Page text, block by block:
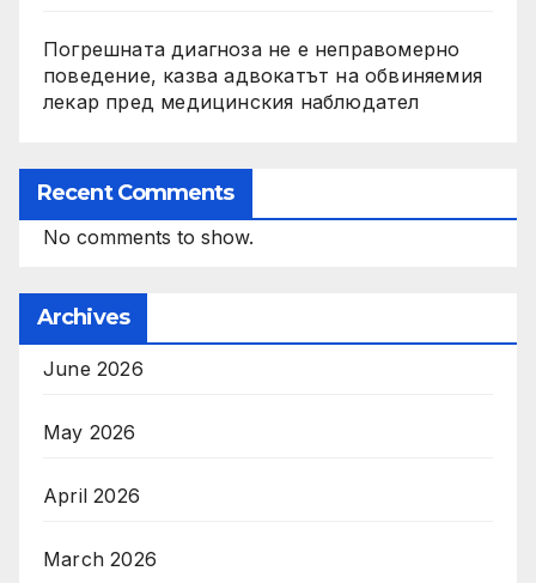
Погрешната диагноза не е неправомерно
поведение, казва адвокатът на обвиняемия
лекар пред медицинския наблюдател
Recent Comments
No comments to show.
Archives
June 2026
May 2026
April 2026
March 2026